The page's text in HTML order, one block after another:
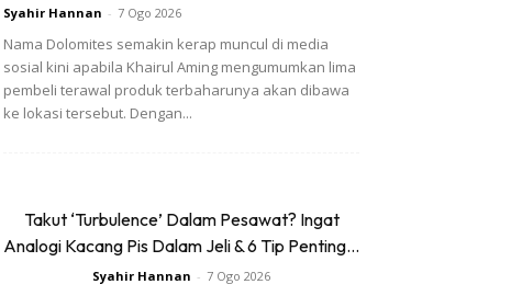
Syahir Hannan - 7 Ogo 2026
Nama Dolomites semakin kerap muncul di media
sosial kini apabila Khairul Aming mengumumkan lima
pembeli terawal produk terbaharunya akan dibawa
ke lokasi tersebut. Dengan...
Takut ‘Turbulence’ Dalam Pesawat? Ingat
Analogi Kacang Pis Dalam Jeli & 6 Tip Penting...
Syahir Hannan - 7 Ogo 2026